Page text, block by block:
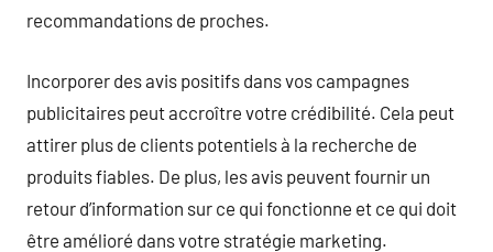
recommandations de proches.
Incorporer des avis positifs dans vos campagnes
publicitaires peut accroître votre crédibilité. Cela peut
attirer plus de clients potentiels à la recherche de
produits fiables. De plus, les avis peuvent fournir un
retour d’information sur ce qui fonctionne et ce qui doit
être amélioré dans votre stratégie marketing.